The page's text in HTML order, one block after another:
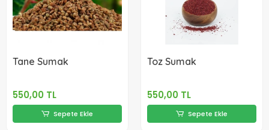
Tane Sumak
550,00 TL
Sepete Ekle
Toz Sumak
550,00 TL
Sepete Ekle